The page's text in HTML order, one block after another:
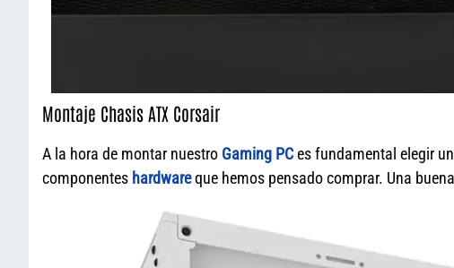
Montaje Chasis ATX Corsair
A la hora de montar nuestro Gaming PCes fundamental elegir
componentes hardwareque hemos pensado comprar. Una